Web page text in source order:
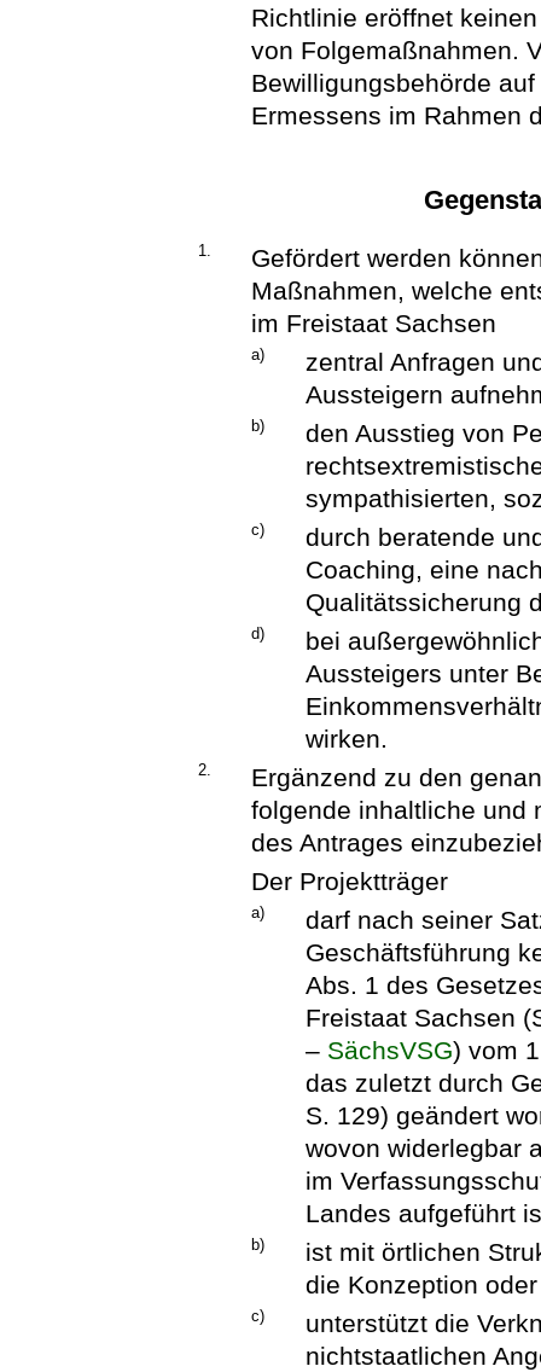
Richtlinie eröffnet
von Folgemaßnahmen.
Bewilligungsbehörde
Ermessens im Rahmen
1.
Gefördert werden
Maßnahmen, welche
im Freistaat Sachsen
a)
zentral Anfragen
Aussteigern
b)
den Ausstieg von
sympathisierten,
c)
durch beratende
Coaching, eine
Qualitätssicherung
d)
bei
Aussteigers unter
wirken.
2.
Ergänzend zu den
folgende inhaltliche und
des Antrages
Der Projektträger
a)
darf nach seiner
Geschäftsführung
Abs. 1 des
Freistaat Sachsen
– SächsVSG) vom
das zuletzt durch
S. 129) geändert
wovon widerlegbar
im
Landes aufgeführt
b)
ist mit örtlichen
die Konzeption
c)
unterstützt die
nichtstaatlichen